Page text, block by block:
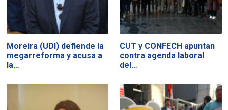
Moreira (UDI) defiende la
megarreforma y acusa a
la…
CUT y CONFECH apuntan
contra agenda laboral
del…